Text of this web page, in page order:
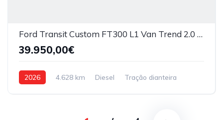
Ford Transit Custom FT300 L1 Van Trend 2.0 Ecoblue 136cv
39.950,00€
2026 4.628 km Diesel Tração dianteira